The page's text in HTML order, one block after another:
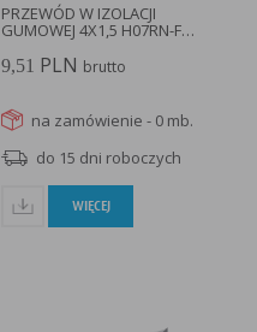
PRZEWÓD W IZOLACJI
GUMOWEJ 4X1,5 H07RN-F
9,51 PLN brutto
na zamówienie - 0 mb.
do 15 dni roboczych
WIĘCEJ